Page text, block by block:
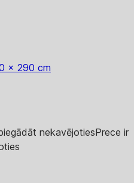
x 290 cm
nekavējotiesPrece ir